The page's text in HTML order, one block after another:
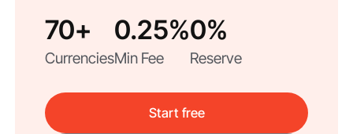
70+
Currencies
0.25%
Min Fee
0%
Reserve
Start free